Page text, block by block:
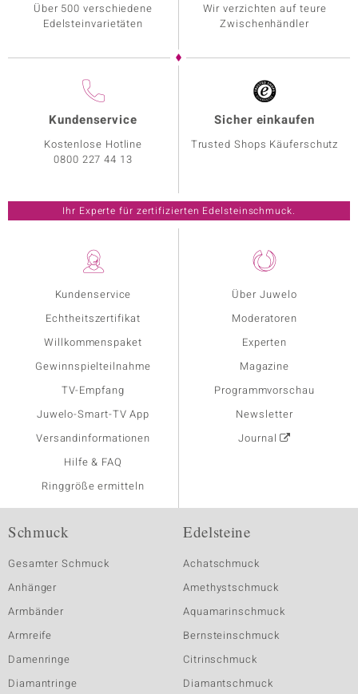
Kundenservice
Echtheitszertifikat
Willkommenspaket
Gewinnspielteilnahme
TV-Empfang
Juwelo-Smart-TV App
Versandinformationen
Hilfe & FAQ
Ringgröße ermitteln
Über Juwelo
Moderatoren
Experten
Magazine
Programmvorschau
Newsletter
Journal
Über 500 verschiedene
Edelsteinvarietäten
Wir verzichten auf teure
Zwischenhändler
Kundenservice
Kostenlose Hotline
0800 227 44 13
Sicher einkaufen
Trusted Shops Käuferschutz
Ihr Experte für zertifizierten Edelsteinschmuck.
Schmuck
Gesamter Schmuck
Anhänger
Armbänder
Armreife
Damenringe
Diamantringe
Edelsteine
Achatschmuck
Amethystschmuck
Aquamarinschmuck
Bernsteinschmuck
Citrinschmuck
Diamantschmuck